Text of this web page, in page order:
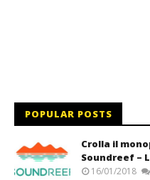
POPULAR POSTS
Crolla il
Soundreef –
16/01/2018